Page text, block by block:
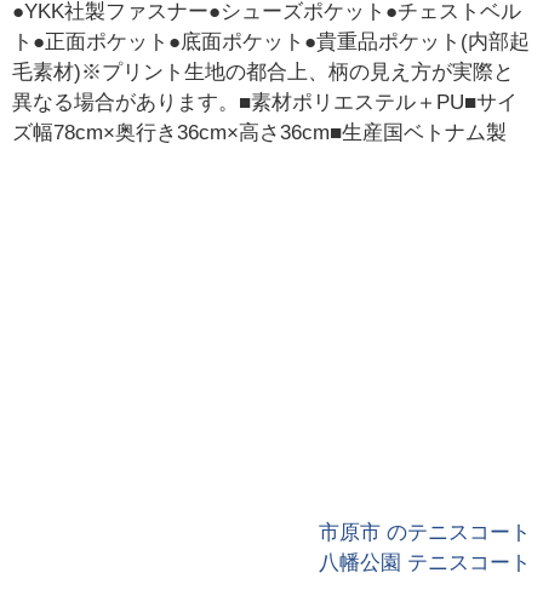
●YKK社製ファスナー●シューズポケット●チェストベル
ト●正面ポケット●底面ポケット●貴重品ポケット(内部起
毛素材)※プリント生地の都合上、柄の見え方が実際と
異なる場合があります。■素材ポリエステル＋PU■サイ
ズ幅78cm×奥行き36cm×高さ36cm■生産国ベトナム製
市原市 のテニスコート
八幡公園 テニスコート